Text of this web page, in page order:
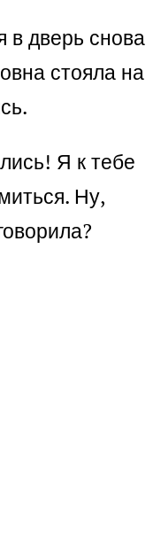
в дверь снова
стояла на
Я к тебе
Ну,